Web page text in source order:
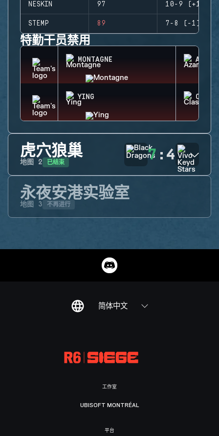
NESKIN 97 10-9 (+1)
STEMP 89 7-8 (-1)
特勤干员禁用
MONTAGNE AZAMI
YING CLASH
虎穴狼巢
地图 2 已结束 7 : 4
永夜安港实验室
地图 3 不再进行
简体中文
工作室
UBISOFT MONTRÉAL
平台